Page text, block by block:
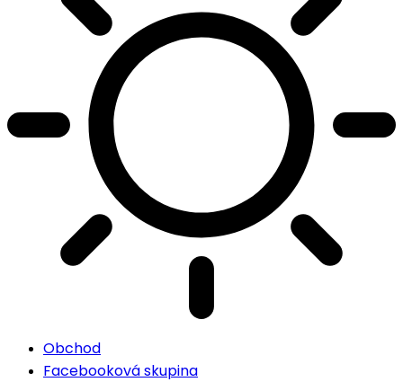
Obchod
Facebooková skupina